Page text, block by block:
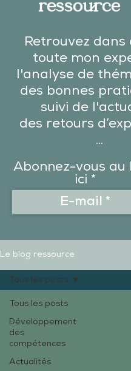
ressource
Retrouvez dans
toute mon
l'analyse de
des bonnes
suivi de
des retours
...
Abonnez-vous au
ici
Le blog ressource
Tous les posts
Développement
des
compétences
Actualités
Tous les posts